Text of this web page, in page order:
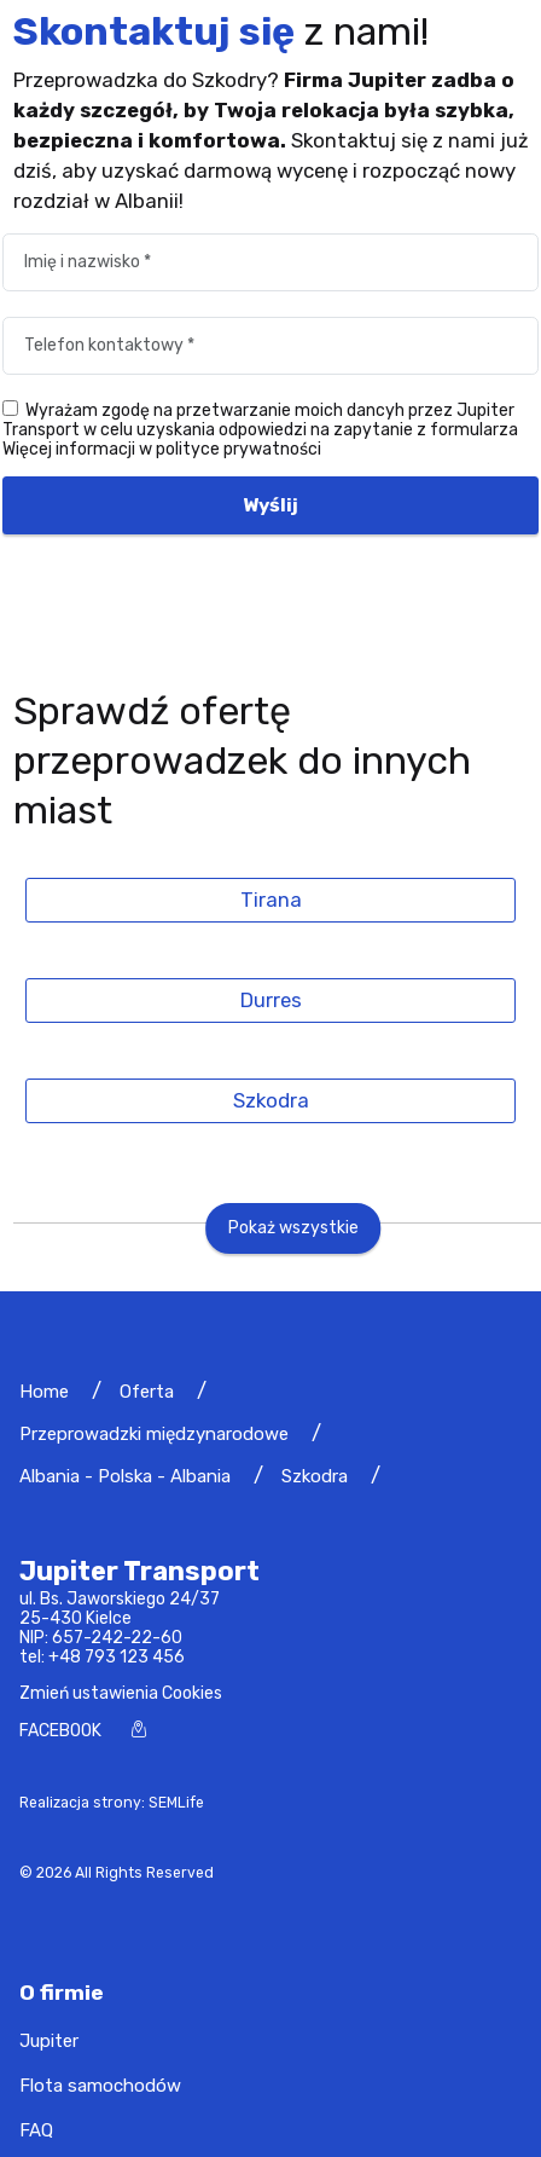
Skontaktuj się z nami!
Przeprowadzka do Szkodry? Firma Jupiter zadba o
każdy szczegół, by Twoja relokacja była szybka,
bezpieczna i komfortowa. Skontaktuj się z nami już
dziś, aby uzyskać darmową wycenę i rozpocząć nowy
rozdział w Albanii!
Wyrażam zgodę na przetwarzanie moich dancyh przez Jupiter
Transport w celu uzyskania odpowiedzi na zapytanie z formularza
Więcej informacji w polityce prywatności
Wyślij
Sprawdź ofertę
przeprowadzek do innych
miast
Tirana
Durres
Szkodra
Pokaż wszystkie
Home
Oferta
Przeprowadzki międzynarodowe
Albania - Polska - Albania
Szkodra
Jupiter Transport
ul. Bs. Jaworskiego 24/37
25-430 Kielce
NIP: 657-242-22-60
tel: +48 793 123 456
Zmień ustawienia Cookies
FACEBOOK
Realizacja strony: SEMLife
© 2026 All Rights Reserved
O firmie
Jupiter
Flota samochodów
FAQ